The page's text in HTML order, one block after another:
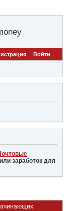
Войти
заработок для